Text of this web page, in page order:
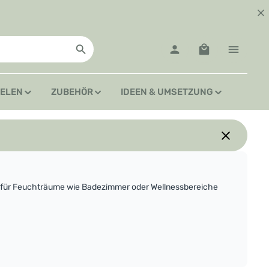
Warenkorb
ZUBEHÖR IDEEN & UMSETZUNG
Feuchträume wie Badezimmer oder Wellnessbereiche